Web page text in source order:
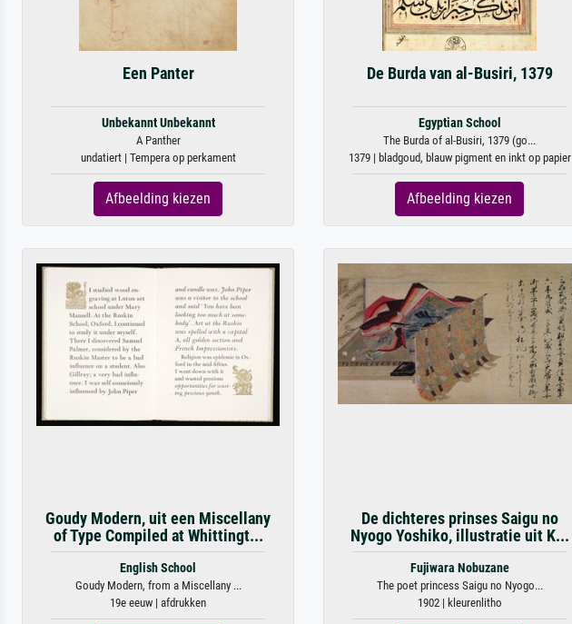
Een Panter
Unbekannt Unbekannt
A Panther
undatiert | Tempera op perkament
Afbeelding kiezen
De Burda van al-Busiri, 1379
Egyptian School
The Burda of al-Busiri, 1379 (go...
1379 | bladgoud, blauw pigment en inkt op papier
Afbeelding kiezen
Goudy Modern, uit een Miscellany
of Type Compiled at Whittingt...
English School
Goudy Modern, from a Miscellany ...
19e eeuw | afdrukken
De dichteres prinses Saigu no
Nyogo Yoshiko, illustratie uit K...
Fujiwara Nobuzane
The poet princess Saigu no Nyogo...
1902 | kleurenlitho